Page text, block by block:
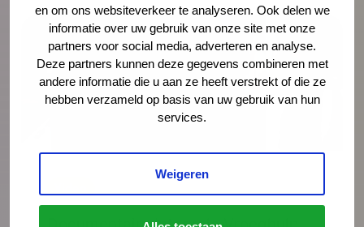
en om ons websiteverkeer te analyseren. Ook delen we
informatie over uw gebruik van onze site met onze
partners voor social media, adverteren en analyse.
Deze partners kunnen deze gegevens combineren met
andere informatie die u aan ze heeft verstrekt of die ze
hebben verzameld op basis van uw gebruik van hun
services.
Weigeren